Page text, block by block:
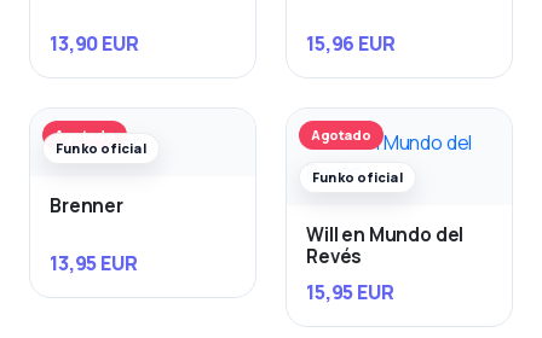
13,90 EUR 15,96 EUR
Agotado
Funko oficial
Brenner
13,95 EUR
Agotado
Funko oficial
Will en Mundo del
Revés
15,95 EUR